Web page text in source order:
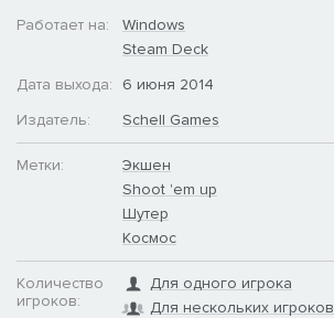
Работает на:
Windows
Steam Deck
Дата выхода:
6 июня 2014
Издатель:
Schell Games
Метки:
Экшен
Shoot 'em up
Шутер
Космос
Количество
игроков:
Для одного игрока
Для нескольких игроков